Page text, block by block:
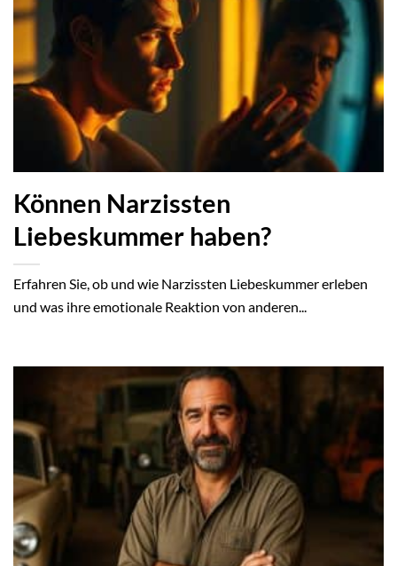
Können Narzissten
Liebeskummer haben?
Erfahren Sie, ob und wie Narzissten Liebeskummer erleben
und was ihre emotionale Reaktion von anderen...